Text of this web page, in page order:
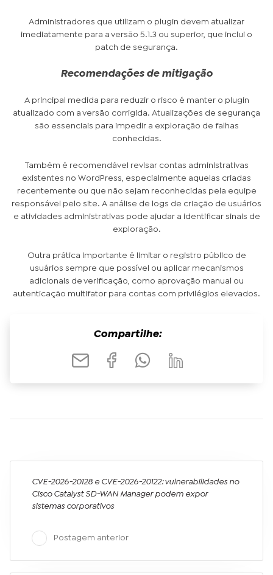
Administradores que utilizam o plugin devem atualizar
imediatamente para a versão 5.1.3 ou superior, que inclui o
patch de segurança.
Recomendações de mitigação
A principal medida para reduzir o risco é manter o plugin
atualizado com a versão corrigida. Atualizações de segurança
são essenciais para impedir a exploração de falhas
conhecidas.
Também é recomendável revisar contas administrativas
existentes no WordPress, especialmente aquelas criadas
recentemente ou que não sejam reconhecidas pela equipe
responsável pelo site. A análise de logs de criação de usuários
e atividades administrativas pode ajudar a identificar sinais de
exploração.
Outra prática importante é limitar o registro público de
usuários sempre que possível ou aplicar mecanismos
adicionais de verificação, como aprovação manual ou
autenticação multifator para contas com privilégios elevados.
Compartilhe:
CVE-2026-20128 e CVE-2026-20122: vulnerabilidades no
Cisco Catalyst SD-WAN Manager podem expor
sistemas corporativos
Postagem anterior